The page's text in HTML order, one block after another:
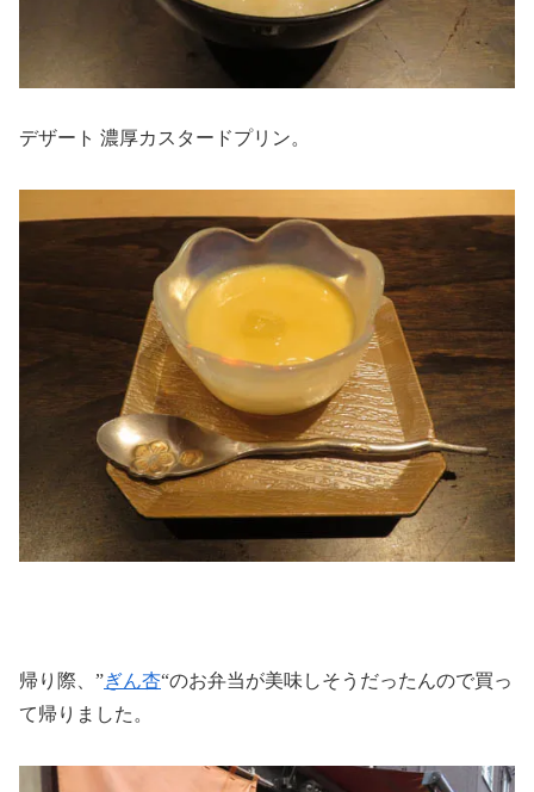
デザート 濃厚カスタードプリン。
帰り際、”ぎん杏“のお弁当が美味しそうだったんので買っ
て帰りました。